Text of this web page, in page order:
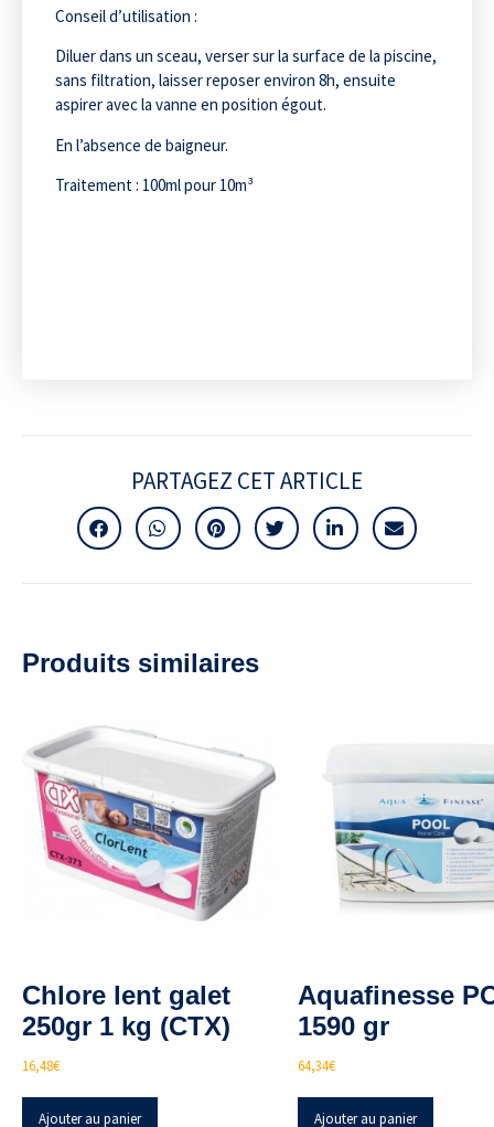
Conseil d’utilisation :
Diluer dans un sceau, verser sur la surface de la piscine,
sans filtration, laisser reposer environ 8h, ensuite
aspirer avec la vanne en position égout.
En l’absence de baigneur.
Traitement : 100ml pour 10m³
PARTAGEZ CET ARTICLE
Produits similaires
Chlore lent galet
250gr 1 kg (CTX)
16,48€
Ajouter au panier
Aquafinesse
1590 gr
64,34€
Ajouter au panier